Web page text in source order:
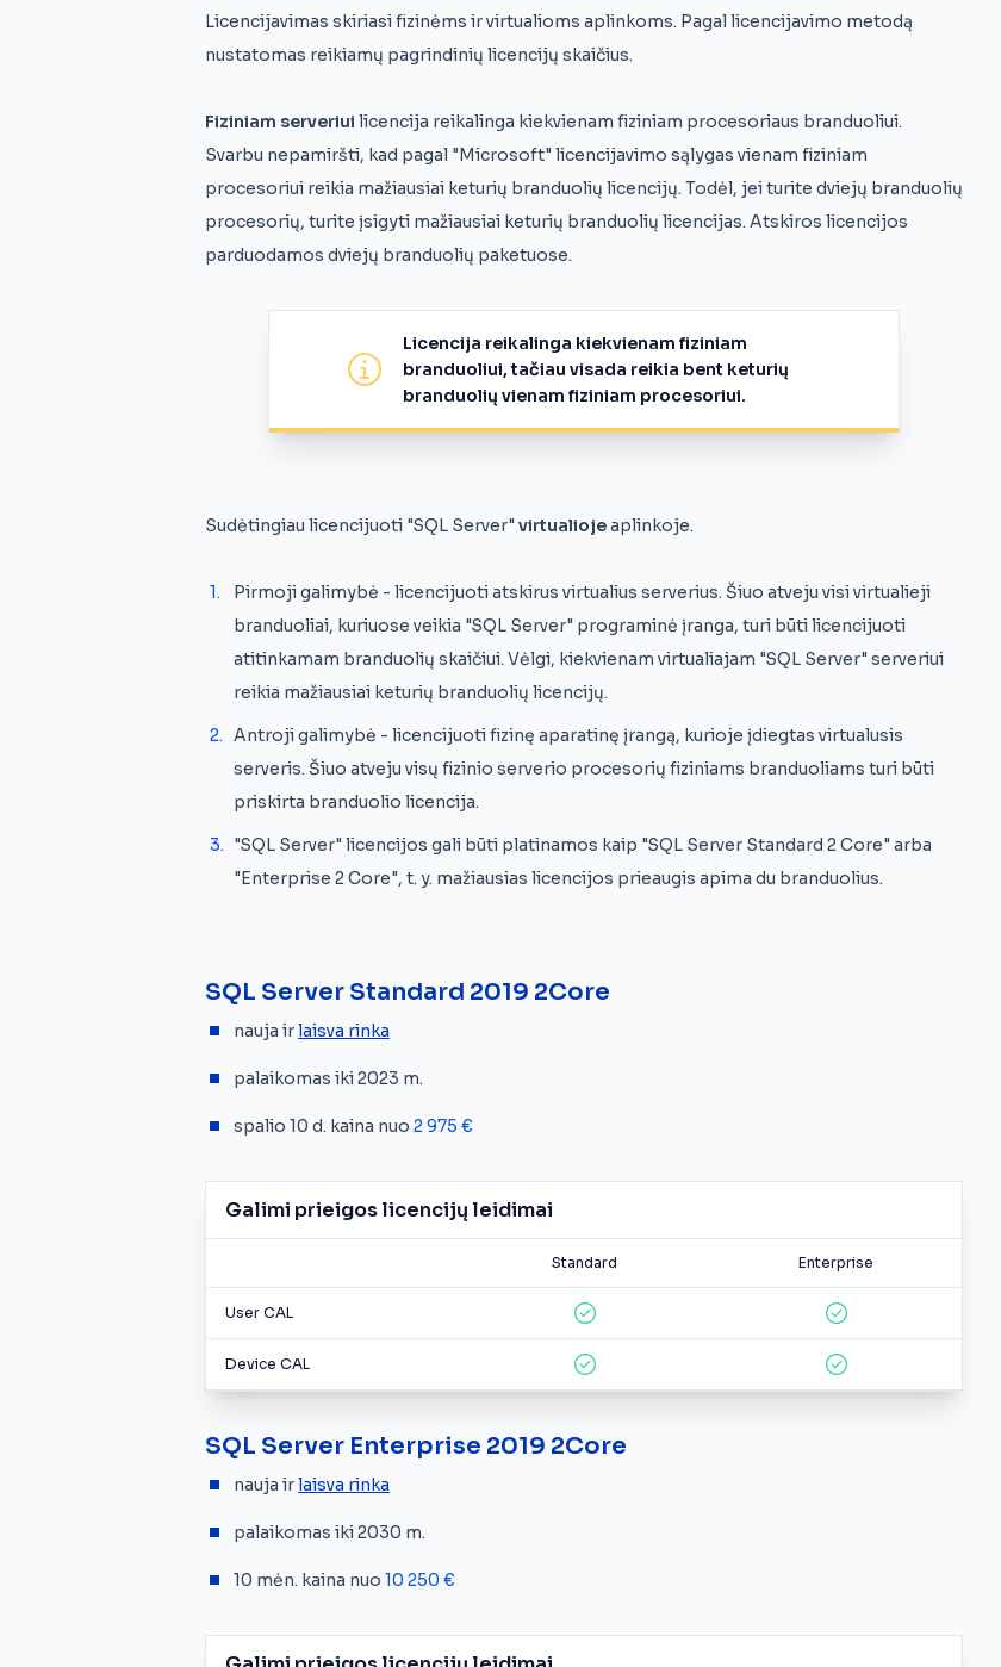
Licencijavimas skiriasi fizinėms ir virtualioms aplinkoms. Pagal licencijavimo metodą
nustatomas reikiamų pagrindinių licencijų skaičius.
Fiziniam serveriui licencija reikalinga kiekvienam fiziniam procesoriaus branduoliui.
Svarbu nepamiršti, kad pagal "Microsoft" licencijavimo sąlygas vienam fiziniam
procesoriui reikia mažiausiai keturių branduolių licencijų. Todėl, jei turite dviejų branduolių
procesorių, turite įsigyti mažiausiai keturių branduolių licencijas. Atskiros licencijos
parduodamos dviejų branduolių paketuose.
Licencija reikalinga kiekvienam fiziniam
branduoliui, tačiau visada reikia bent keturių
branduolių vienam fiziniam procesoriui.
Sudėtingiau licencijuoti "SQL Server" virtualiojeaplinkoje.
Pirmoji galimybė - licencijuoti atskirus virtualius serverius. Šiuo atveju visi virtualieji
branduoliai, kuriuose veikia "SQL Server" programinė įranga, turi būti licencijuoti
atitinkamam branduolių skaičiui. Vėlgi, kiekvienam virtualiajam "SQL Server" serveriui
reikia mažiausiai keturių branduolių licencijų.
Antroji galimybė - licencijuoti fizinę aparatinę įrangą, kurioje įdiegtas virtualusis
serveris. Šiuo atveju visų fizinio serverio procesorių fiziniams branduoliams turi būti
priskirta branduolio licencija.
"SQL Server" licencijos gali būti platinamos kaip "SQL Server Standard 2 Core" arba
"Enterprise 2 Core", t. y. mažiausias licencijos prieaugis apima du branduolius.
SQL Server Standard 2019 2Core
nauja irlaisva rinka
palaikomas iki 2023 m.
spalio 10 d. kaina nuo 2 975 €
Galimi prieigos licencijų leidimai
Standard Enterprise
User CAL
Device CAL
SQL Server Enterprise 2019 2Core
nauja irlaisva rinka
palaikomas iki 2030 m.
10 mėn. kaina nuo 10 250 €